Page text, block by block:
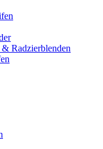
Radzierblenden